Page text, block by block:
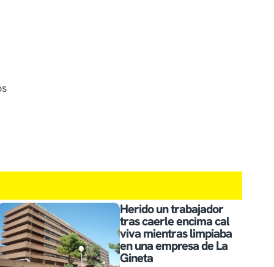
Herido un trabajador
tras caerle encima cal
viva mientras limpiaba
en una empresa de La
Gineta